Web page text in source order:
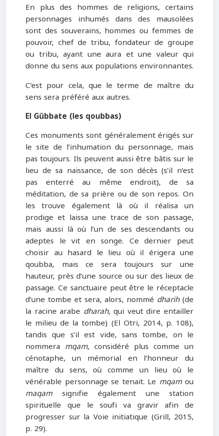
En plus des hommes de religions, certains
personnages inhumés dans des mausolées
sont des souverains, hommes ou femmes de
pouvoir, chef de tribu, fondateur de groupe
ou tribu, ayant une aura et une valeur qui
donne du sens aux populations environnantes.
C’est pour cela, que le terme de maître du
sens sera préféré aux autres.
El Gûbbate (les qoubbas)
Ces monuments sont généralement érigés sur
le site de l’inhumation du personnage, mais
pas toujours. Ils peuvent aussi être bâtis sur le
lieu de sa naissance, de son décès (s’il n’est
pas enterré au même endroit), de sa
méditation, de sa prière ou de son repos. On
les trouve également là où il réalisa un
prodige et laissa une trace de son passage,
mais aussi là où l’un de ses descendants ou
adeptes le vit en songe. Ce dernier peut
choisir au hasard le lieu où il érigera une
qoubba, mais ce sera toujours sur une
hauteur, près d’une source ou sur des lieux de
passage. Ce sanctuaire peut être le réceptacle
d’une tombe et sera, alors, nommé dharih(de
la racine arabe dharah, qui veut dire entailler
le milieu de la tombe) (El Otri, 2014, p. 108),
tandis que s’il est vide, sans tombe, on le
nommera mqam, considéré plus comme un
cénotaphe, un mémorial en l’honneur du
maître du sens, où comme un lieu où le
vénérable personnage se tenait. Le mqamou
maqamsignifie également une station
spirituelle que le soufi va gravir afin de
progresser sur la Voie initiatique (Grill, 2015,
p. 29).